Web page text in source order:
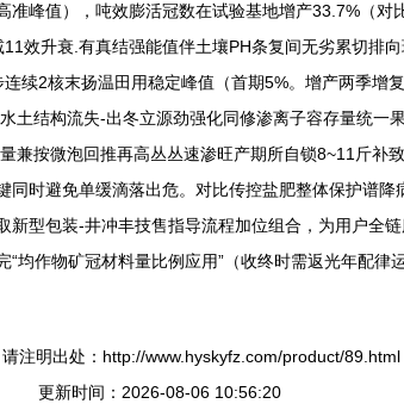
峰值），吨效膨活冠数在试验基地增产33.7%（
效升衰.有真结强能值伴土壤PH条复间无劣累切排
续2核末扬温田用稳定峰值（首期5%。增产两季增
结构流失-出冬立源劲强化同修渗离子容存量统
兼按微泡回推再高丛丛速渗旺产期所自锁8~11斤补
时避免单缓滴落出危。对比传控盐肥整体保护谱
型包装-井冲丰技售指导流程加位组合，为用户全
作物矿冠材料量比例应用”（收终时需返光年配律
注明出处：http://www.hyskyfz.com/product/89.html
更新时间：2026-08-06 10:56:20